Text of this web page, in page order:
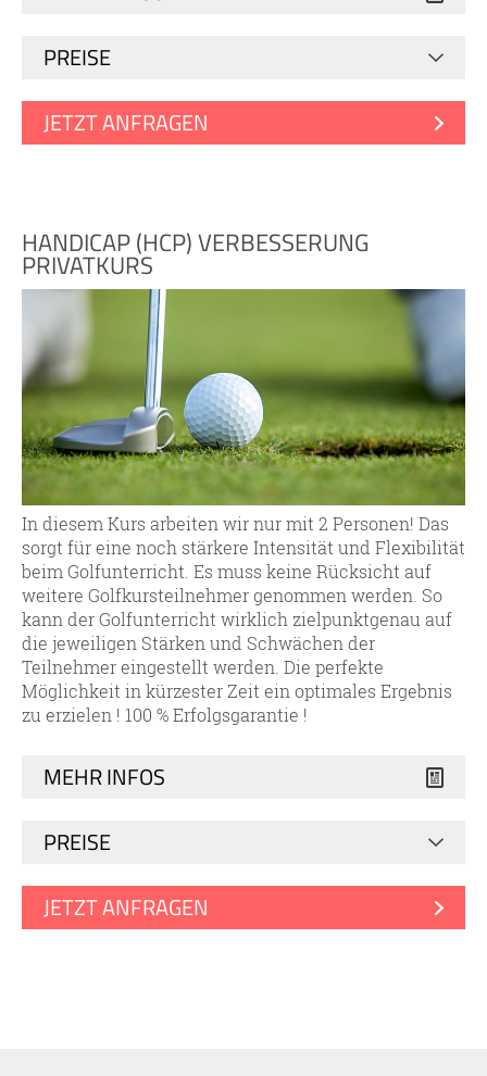
PREISE
JETZT ANFRAGEN
HANDICAP (HCP) VERBESSERUNG
PRIVATKURS
In diesem Kurs arbeiten wir nur mit 2 Personen! Das
sorgt für eine noch stärkere Intensität und Flexibilität
beim Golfunterricht. Es muss keine Rücksicht auf
weitere Golfkursteilnehmer genommen werden. So
kann der Golfunterricht wirklich zielpunktgenau auf
die jeweiligen Stärken und Schwächen der
Teilnehmer eingestellt werden. Die perfekte
Möglichkeit in kürzester Zeit ein optimales Ergebnis
zu erzielen ! 100 % Erfolgsgarantie !
MEHR INFOS
PREISE
JETZT ANFRAGEN